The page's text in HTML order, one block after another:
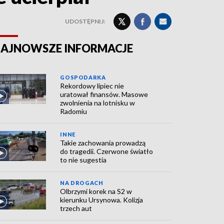
UDOSTĘPNIJ:
INFORMACJE
GOSPODARKA
Rekordowy lipiec nie
uratował finansów. Masowe
zwolnienia na lotnisku w
Radomiu
INNE
Takie zachowania prowadzą
do tragedii. Czerwone światło
to nie sugestia
NA DROGACH
Olbrzymi korek na S2 w
kierunku Ursynowa. Kolizja
trzech aut